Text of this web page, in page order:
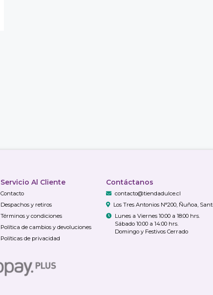
Servicio Al Cliente
Contacto
Despachos y retiros
Términos y condiciones
Política de cambios y devoluciones
Políticas de privacidad
Contáctanos
contacto@tiendadulce.cl
Los Tres Antonios N°200, Ñuñoa,
Lunes a Viernes 10:00 a 18:00 hrs.
Sábado 10:00 a 14:00 hrs.
Domingo y Festivos Cerrado